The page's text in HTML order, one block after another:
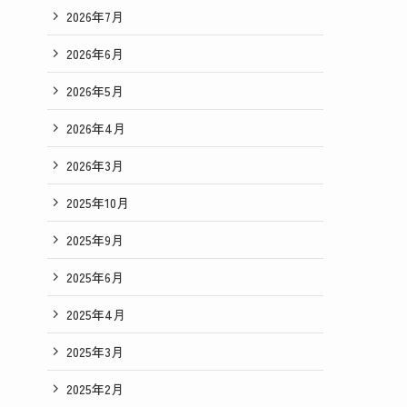
2026年7月
2026年6月
2026年5月
2026年4月
2026年3月
2025年10月
2025年9月
2025年6月
2025年4月
2025年3月
2025年2月